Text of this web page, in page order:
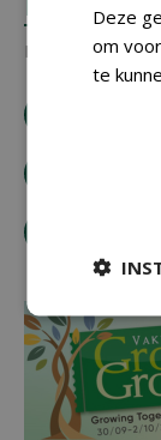
REACTIES
Er zijn nog
bestel
tip de
Deze
om
te